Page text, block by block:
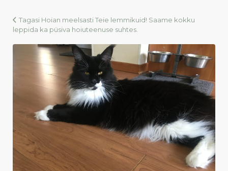
Tagasi Hoian meelsasti Teie lemmikuid! Saame kokku
leppida ka püsiva hoiuteenuse suhtes.